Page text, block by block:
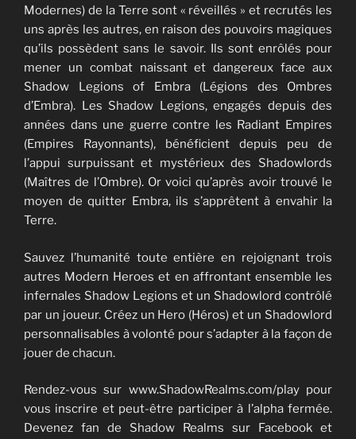
Modernes) de la Terre sont « réveillés » et recrutés les
uns après les autres, en raison des pouvoirs magiques
qu’ils possèdent sans le savoir. Ils sont enrôlés pour
mener un combat naissant et dangereux face aux
Shadow Legions of Embra (Légions des Ombres
d’Embra). Les Shadow Legions, engagés depuis des
années dans une guerre contre les Radiant Empires
(Empires Rayonnants), bénéficient depuis peu de
l’appui surpuissant et mystérieux des Shadowlords
(Maîtres de l’Ombre). Or voici qu’après avoir trouvé le
moyen de quitter Embra, ils s’apprêtent à envahir la
Terre.
Sauvez l’humanité toute entière en rejoignant trois
autres Modern Heroes et en affrontant ensemble les
infernales Shadow Legions et un Shadowlord contrôlé
par un joueur. Créez un Hero (Héros) et un Shadowlord
personnalisables à volonté pour s’adapter à la façon de
jouer de chacun.
Rendez-vous sur www.ShadowRealms.com/play pour
vous inscrire et peut-être participer à l’alpha fermée.
Devenez fan de Shadow Realms sur Facebook et